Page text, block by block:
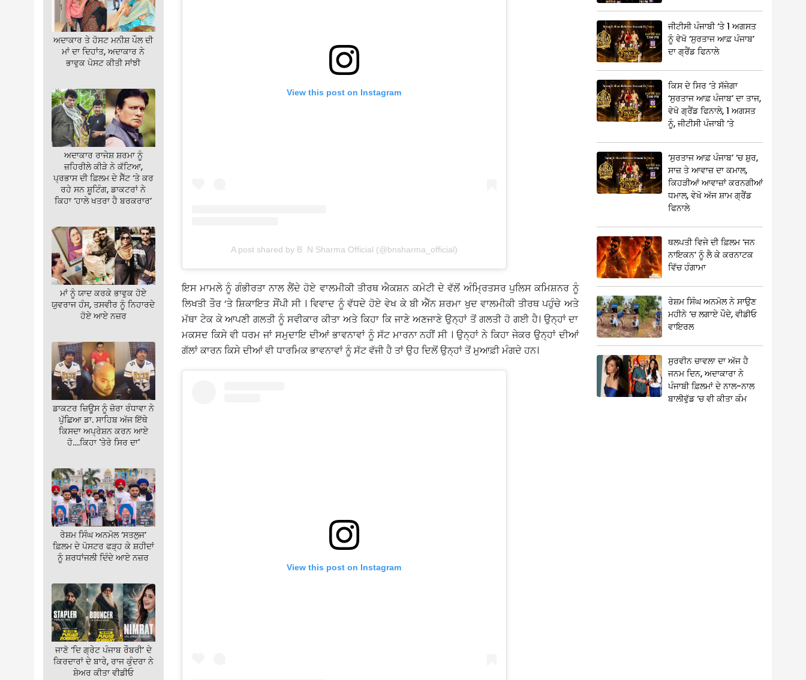
ਅਦਾਕਾਰ ਤੇ ਹੋਸਟ ਮਨੀਸ਼ ਪੌਲ ਦੀ
ਮਾਂ ਦਾ ਦਿਹਾਂਤ, ਅਦਾਕਾਰ ਨੇ
ਭਾਵੁਕ ਪੋਸਟ ਕੀਤੀ ਸਾਂਝੀ
ਅਦਾਕਾਰ ਰਾਜੇਸ਼ ਸ਼ਰਮਾ ਨੂੰ
ਜ਼ਹਿਰੀਲੇ ਕੀੜੇ ਨੇ ਕੱਟਿਆ,
ਪ੍ਰਭਾਸ ਦੀ ਫ਼ਿਲਮ ਦੇ ਸੈੱਟ ‘ਤੇ ਕਰ
ਰਹੇ ਸਨ ਸ਼ੂਟਿੰਗ, ਡਾਕਟਰਾਂ ਨੇ
ਕਿਹਾ ‘ਹਾਲੇ ਖਤਰਾ ਹੈ ਬਰਕਰਾਰ’
ਮਾਂ ਨੂੰ ਯਾਦ ਕਰਕੇ ਭਾਵੁਕ ਹੋਏ
ਯੁਵਰਾਜ ਹੰਸ, ਤਸਵੀਰ ਨੂੰ ਨਿਹਾਰਦੇ
ਹੋਏ ਆਏ ਨਜ਼ਰ
ਡਾਕਟਰ ਜ਼ਿਊਸ ਨੂੰ ਜ਼ੋਰਾ ਰੰਧਾਵਾ ਨੇ
ਪੁੱਛਿਆ ਡਾ. ਸਾਹਿਬ ਅੱਜ ਇੱਥੇ
ਕਿਸਦਾ ਅਪ੍ਰੇਸ਼ਨ ਕਰਨ ਆਏ
ਹੋ….ਕਿਹਾ 'ਤੇਰੇ ਸਿਰ ਦਾ'
ਰੇਸ਼ਮ ਸਿੰਘ ਅਨਮੋਲ ‘ਸਤਲੁਜ’
ਫ਼ਿਲਮ ਦੇ ਪੋਸਟਰ ਫੜ੍ਹ ਕੇ ਸ਼ਹੀਦਾਂ
ਨੂੰ ਸ਼ਰਧਾਂਜਲੀ ਦਿੰਦੇ ਆਏ ਨਜ਼ਰ
ਜਾਣੋ ‘ਦਿ ਗ੍ਰੇਟ ਪੰਜਾਬ ਰੌਬਰੀ’ ਦੇ
ਕਿਰਦਾਰਾਂ ਦੇ ਬਾਰੇ, ਰਾਜ ਕੁੰਦਰਾ ਨੇ
ਸ਼ੇਅਰ ਕੀਤਾ ਵੀਡੀਓ
View this post on Instagram
A post shared by B N Sharma Official (@bnsharma_official)
ਇਸ ਮਾਮਲੇ ਨੂੰ ਗੰਭੀਰਤਾ ਨਾਲ ਲੈਂਦੇ ਹੋਏ ਵਾਲਮੀਕੀ ਤੀਰਥ ਐਕਸ਼ਨ ਕਮੇਟੀ ਦੇ ਵੱਲੋਂ ਅੰਮ੍ਰਿਤਸਰ ਪੁਲਿਸ ਕਮਿਸ਼ਨਰ ਨੂੰ
ਲਿਖਤੀ ਤੌਰ ‘ਤੇ ਸ਼ਿਕਾਇਤ ਸੌਂਪੀ ਸੀ । ਵਿਵਾਦ ਨੂੰ ਵੱਧਦੇ ਹੋਏ ਵੇਖ ਕੇ ਬੀ ਐੱਨ ਸ਼ਰਮਾ ਖੁਦ ਵਾਲਮੀਕੀ ਤੀਰਥ ਪਹੁੰਚੇ ਅਤੇ
ਮੱਥਾ ਟੇਕ ਕੇ ਆਪਣੀ ਗਲਤੀ ਨੂੰ ਸਵੀਕਾਰ ਕੀਤਾ ਅਤੇ ਕਿਹਾ ਕਿ ਜਾਣੇ ਅਣਜਾਣੇ ਉਨ੍ਹਾਂ ਤੋਂ ਗਲਤੀ ਹੋ ਗਈ ਹੈ। ਉਨ੍ਹਾਂ ਦਾ
ਮਕਸਦ ਕਿਸੇ ਵੀ ਧਰਮ ਜਾਂ ਸਮੁਦਾਇ ਦੀਆਂ ਭਾਵਨਾਵਾਂ ਨੂੰ ਸੱਟ ਮਾਰਨਾ ਨਹੀਂ ਸੀ । ਉਨ੍ਹਾਂ ਨੇ ਕਿਹਾ ਜੇਕਰ ਉਨ੍ਹਾਂ ਦੀਆਂ
ਗੱਲਾਂ ਕਾਰਨ ਕਿਸੇ ਦੀਆਂ ਵੀ ਧਾਰਮਿਕ ਭਾਵਨਾਵਾਂ ਨੂੰ ਸੱਟ ਵੱਜੀ ਹੈ ਤਾਂ ਉਹ ਦਿਲੋਂ ਉਨ੍ਹਾਂ ਤੋਂ ਮੁਆਫ਼ੀ ਮੰਗਦੇ ਹਨ।
View this post on Instagram
ਜੀਟੀਸੀ ਪੰਜਾਬੀ ‘ਤੇ 1 ਅਗਸਤ
ਨੂੰ ਵੇਖੋ ‘ਸੁਰਤਾਜ ਆਫ਼ ਪੰਜਾਬ’
ਦਾ ਗ੍ਰੈਂਡ ਫਿਨਾਲੇ
ਕਿਸ ਦੇ ਸਿਰ ‘ਤੇ ਸੱਜੇਗਾ
‘ਸੁਰਤਾਜ ਆਫ਼ ਪੰਜਾਬ’ ਦਾ ਤਾਜ,
ਵੇਖੋ ਗ੍ਰੈਂਡ ਫਿਨਾਲੇ, 1 ਅਗਸਤ
ਨੂੰ, ਜੀਟੀਸੀ ਪੰਜਾਬੀ ‘ਤੇ
‘ਸੁਰਤਾਜ ਆਫ਼ ਪੰਜਾਬ’ ‘ਚ ਸ਼ੁਰ,
ਸਾਜ਼ ਤੇ ਆਵਾਜ਼ ਦਾ ਕਮਾਲ,
ਕਿਹੜੀਆਂ ਆਵਾਜ਼ਾਂ ਕਰਨਗੀਆਂ
ਧਮਾਲ, ਵੇਖੋ ਅੱਜ ਸ਼ਾਮ ਗ੍ਰੈਂਡ
ਫਿਨਾਲੇ
ਥਲਪਤੀ ਵਿਜੇ ਦੀ ਫ਼ਿਲਮ ‘ਜਨ
ਨਾਇਕਨ’ ਨੂੰ ਲੈ ਕੇ ਕਰਨਾਟਕ
ਵਿੱਚ ਹੰਗਾਮਾ
ਰੇਸ਼ਮ ਸਿੰਘ ਅਨਮੋਲ ਨੇ ਸਾਉਣ
ਮਹੀਨੇ ‘ਚ ਲਗਾਏ ਪੌਦੇ, ਵੀਡੀਓ
ਵਾਇਰਲ
ਸੁਰਵੀਨ ਚਾਵਲਾ ਦਾ ਅੱਜ ਹੈ
ਜਨਮ ਦਿਨ, ਅਦਾਕਾਰਾ ਨੇ
ਪੰਜਾਬੀ ਫ਼ਿਲਮਾਂ ਦੇ ਨਾਲ-ਨਾਲ
ਬਾਲੀਵੁੱਡ ‘ਚ ਵੀ ਕੀਤਾ ਕੰਮ